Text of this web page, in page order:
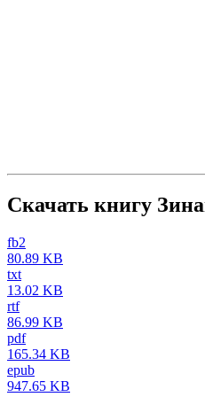
Скачать книгу
fb2
80.89 KB
txt
13.02 KB
rtf
86.99 KB
pdf
165.34 KB
epub
947.65 KB